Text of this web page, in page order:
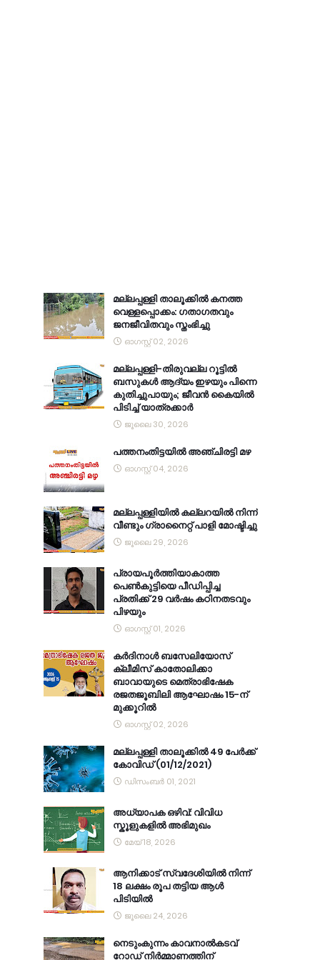
മല്ലപ്പള്ളി താലൂക്കിൽ കനത്ത
വെള്ളപ്പൊക്കം: ഗതാഗതവും
ജനജീവിതവും സ്തംഭിച്ചു
ഓഗസ്റ്റ് 02, 2026
മല്ലപ്പള്ളി-തിരുവല്ല റൂട്ടിൽ
ബസുകൾ ആദ്യം ഇഴയും പിന്നെ
കുതിച്ചുപായും; ജീവൻ കൈയിൽ
പിടിച്ച് യാത്രക്കാർ
ജൂലൈ 30, 2026
പത്തനംതിട്ടയിൽ അഞ്ചിരട്ടി മഴ
ഓഗസ്റ്റ് 04, 2026
മല്ലപ്പള്ളിയിൽ കല്ലറയിൽ നിന്ന്
വീണ്ടും ഗ്രാനൈറ്റ് പാളി മോഷ്ടിച്ചു
ജൂലൈ 29, 2026
പ്രായപൂർത്തിയാകാത്ത
പെൺകുട്ടിയെ പീഡിപ്പിച്ച
പ്രതിക്ക് 29 വർഷം കഠിനതടവും
പിഴയും
ഓഗസ്റ്റ് 01, 2026
കര്‍ദിനാള്‍ ബസേലിയോസ്
ക്ലീമിസ് കാതോലിക്കാ
ബാവായുടെ മെത്രാഭിഷേക
രജതജൂബിലി ആഘോഷം 15-ന്
മുക്കൂറില്‍
ഓഗസ്റ്റ് 02, 2026
മല്ലപ്പള്ളി താലൂക്കിൽ 49 പേർക്ക്
കോവിഡ് (01/12/2021)
ഡിസംബർ 01, 2021
അധ്യാപക ഒഴിവ്: വിവിധ
സ്കൂളുകളിൽ അഭിമുഖം
മേയ് 18, 2026
ആനിക്കാട് സ്വദേശിയിൽ നിന്ന്
18 ലക്ഷം രൂപ തട്ടിയ ആൾ
പിടിയിൽ
ജൂലൈ 24, 2026
നെടുംകുന്നം കാവനാല്‍കടവ്
റോഡ് നിര്‍മ്മാണത്തിന്